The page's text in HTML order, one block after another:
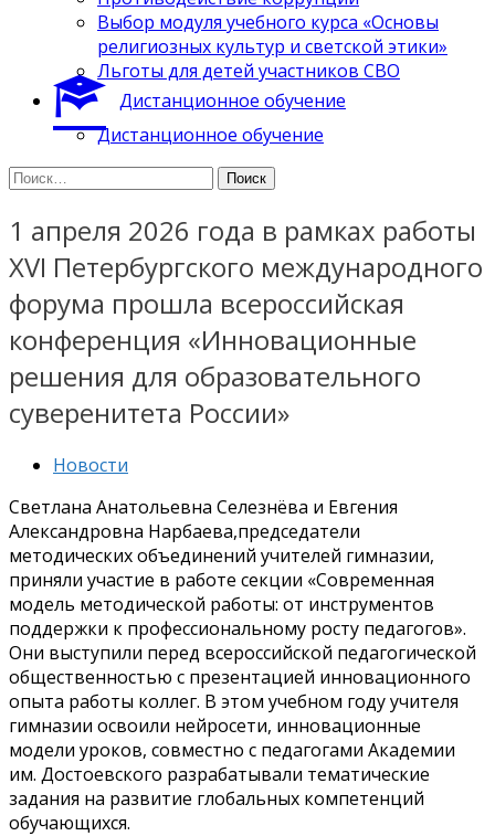
Выбор модуля учебного курса «Основы
религиозных культур и светской этики»
Льготы для детей участников СВО
Дистанционное обучение
Дистанционное обучение
Найти:
1 апреля 2026 года в рамках работы
XVI Петербургского международного
форума прошла всероссийская
конференция «Инновационные
решения для образовательного
суверенитета России»
Новости
Светлана Анатольевна Селезнёва и Евгения
Александровна Нарбаева,председатели
методических объединений учителей гимназии,
приняли участие в работе секции «Современная
модель методической работы: от инструментов
поддержки к профессиональному росту педагогов».
Они выступили перед всероссийской педагогической
общественностью с презентацией инновационного
опыта работы коллег. В этом учебном году учителя
гимназии освоили нейросети, инновационные
модели уроков, совместно с педагогами Академии
им. Достоевского разрабатывали тематические
задания на развитие глобальных компетенций
обучающихся.